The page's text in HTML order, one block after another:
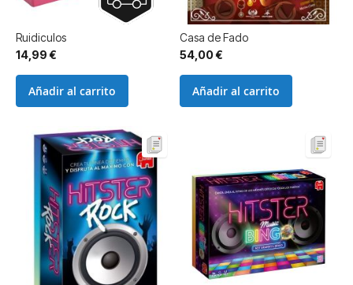
Ruidiculos
14,99 €
Añadir al carrito
Casa de Fado
54,00 €
Añadir al carrito